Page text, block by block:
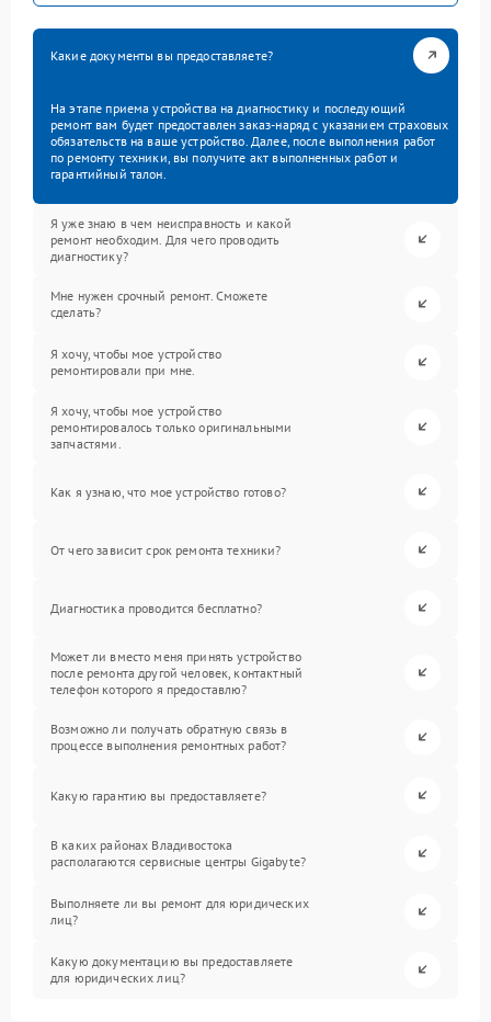
Какие документы вы предоставляете?
На этапе приема устройства на диагностику и последующий
ремонт вам будет предоставлен заказ-наряд с указанием страховых
обязательств на ваше устройство. Далее, после выполнения работ
по ремонту техники, вы получите акт выполненных работ и
гарантийный талон.
Я уже знаю в чем неисправность и какой
ремонт необходим. Для чего проводить
диагностику?
Мне нужен срочный ремонт. Сможете
сделать?
Я хочу, чтобы мое устройство
ремонтировали при мне.
Я хочу, чтобы мое устройство
ремонтировалось только оригинальными
запчастями.
Как я узнаю, что мое устройство готово?
От чего зависит срок ремонта техники?
Диагностика проводится бесплатно?
Может ли вместо меня принять устройство
после ремонта другой человек, контактный
телефон которого я предоставлю?
Возможно ли получать обратную связь в
процессе выполнения ремонтных работ?
Какую гарантию вы предоставляете?
В каких районах Владивостока
располагаются сервисные центры Gigabyte?
Выполняете ли вы ремонт для юридических
лиц?
Какую документацию вы предоставляете
для юридических лиц?